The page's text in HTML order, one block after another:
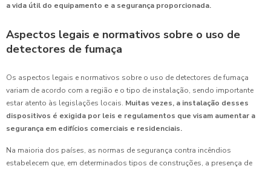
a vida útil do equipamento e a segurança proporcionada.
Aspectos legais e normativos sobre o uso de
detectores de fumaça
Os aspectos legais e normativos sobre o uso de detectores de fumaça
variam de acordo com a região e o tipo de instalação, sendo importante
estar atento às legislações locais. Muitas vezes, a instalação desses
dispositivos é exigida por leis e regulamentos que visam aumentar a
segurança em edifícios comerciais e residenciais.
Na maioria dos países, as normas de segurança contra incêndios
estabelecem que, em determinados tipos de construções, a presença de